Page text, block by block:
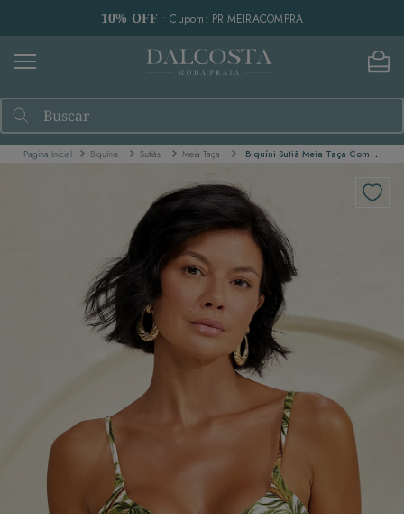
10% OFF • Cupom: PRIMEIRACOMPRA
Buscar
Biquínis Sutiãs Meia Taça Biquíni Sutiã Meia Taça Com Bojo Fixo - Palmeira Tropical